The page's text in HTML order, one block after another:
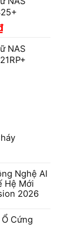
NAS
Nghệ AI
Hệ Mới
2026
Cứng